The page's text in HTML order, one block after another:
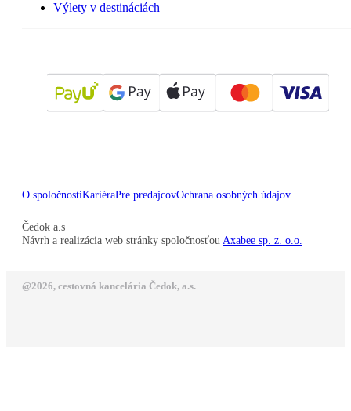
Výlety v destináciách
O spoločnostiKariéraPre predajcovOchrana osobných údajov
Čedok a.s
Návrh a realizácia web stránky spoločnosťou Axabee sp. z. o.o.
@2026, cestovná kancelária Čedok, a.s.